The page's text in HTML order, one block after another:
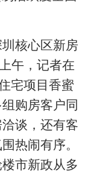
核心区新房
午，记者在
宅项目香蜜
购房客户同
谈，还有客
热闹有序。
市新政从多